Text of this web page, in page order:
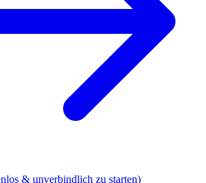
& unverbindlich zu starten)